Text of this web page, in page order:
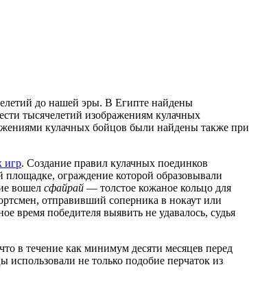
до нашей эры. В Египте найдены
тысячелетий изображениям кулачных
кулачных бойцов были найдены также при
игр. Создание правил кулачных поединков
ограждение которой образовывали
вошел сфайрай — толстое кожаное кольцо для
отправивший соперника в нокаут или
время победителя выявить не удавалось, судья
в течение как минимум десяти месяцев перед
использовали не только подобие перчаток из